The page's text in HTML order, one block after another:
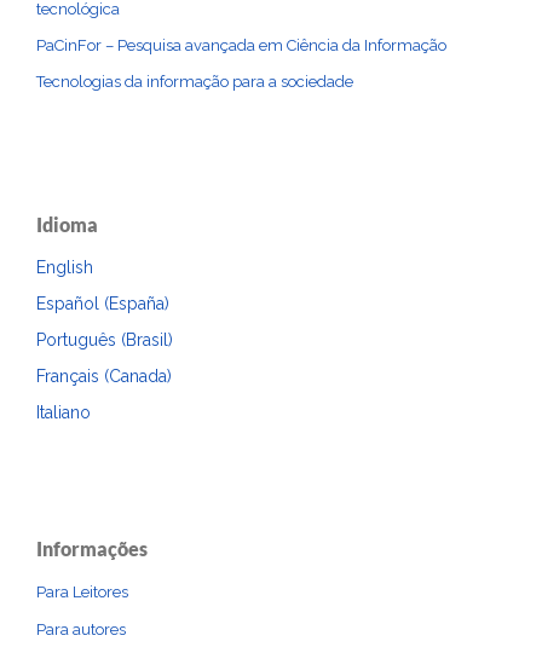
tecnológica
PaCinFor – Pesquisa avançada em Ciência da Informação
Tecnologias da informação para a sociedade
Idioma
English
Español (España)
Português (Brasil)
Français (Canada)
Italiano
Informações
Para Leitores
Para autores